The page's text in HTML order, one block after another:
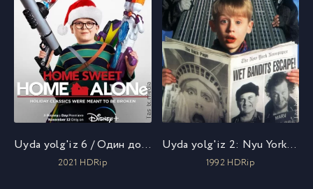
Uyda yolg'iz 6 / Один дома 6 / Uzbek tilida / O'zbekcha tarjima
2021 HDRip
Uyda yolg'iz 2: Nyu Yorkda adashgan / Один дома 2: Затерянный в Нью-Йорке / Uzbek tilida / O'zbekcha tarjima
1992 HDRip